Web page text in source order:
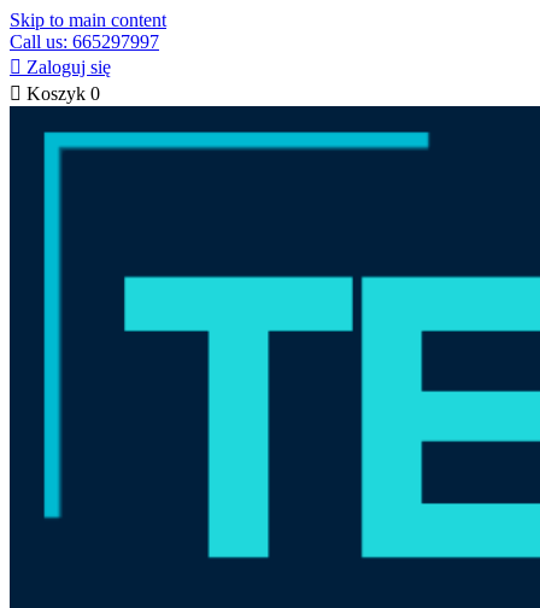
Skip to main content
Call us: 665297997
 Zaloguj się
 Koszyk 0